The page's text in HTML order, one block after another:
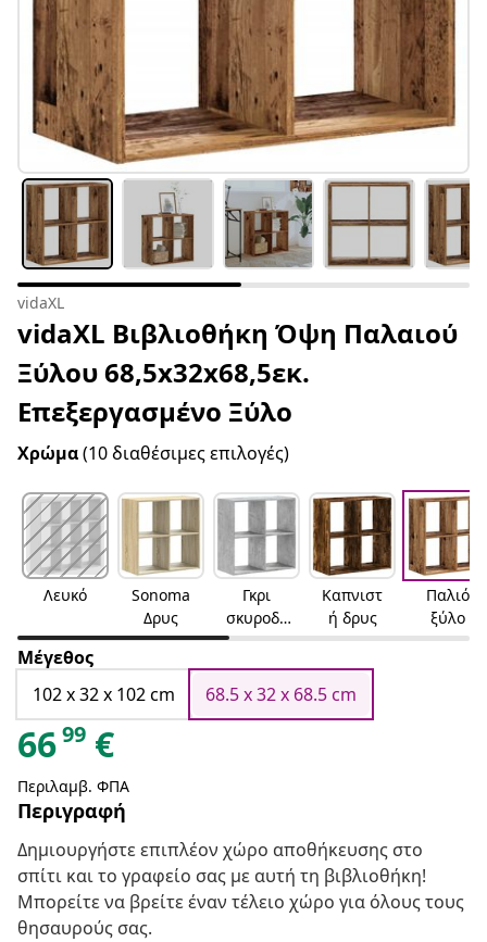
vidaXL
vidaXL Βιβλιοθήκη Όψη Παλαιού
Ξύλου 68,5x32x68,5εκ.
Επεξεργασμένο Ξύλο
Χρώμα(10 διαθέσιμες επιλογές)
Λευκό
Sonoma
Δρυς
Γκρι
σκυροδέ
ματος
Καπνιστ
ή δρυς
Παλιό
ξύλο
Μέγεθος
102 x 32 x 102 cm
68.5 x 32 x 68.5 cm
6699 €
Περιλαμβ. ΦΠΑ
Περιγραφή
Δημιουργήστε επιπλέον χώρο αποθήκευσης στο
σπίτι και το γραφείο σας με αυτή τη βιβλιοθήκη!
Μπορείτε να βρείτε έναν τέλειο χώρο για όλους τους
θησαυρούς σας.